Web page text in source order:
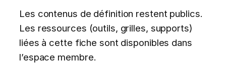
Les contenus de définition restent publics.
Les ressources (outils, grilles, supports)
liées à cette fiche sont disponibles dans
l’espace membre.